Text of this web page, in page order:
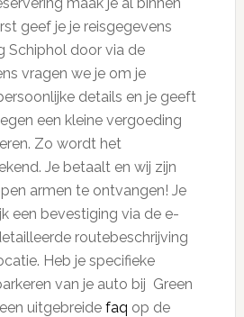
geef je je reisgegevens
Schiphol door via de
vragen we je om je
details en je geeft
een kleine vergoeding
Zo wordt het
Je betaalt en wij zijn
armen te ontvangen! Je
een bevestiging via de e-
routebeschrijving
Heb je specifieke
van je auto bij Green
uitgebreide faq op de